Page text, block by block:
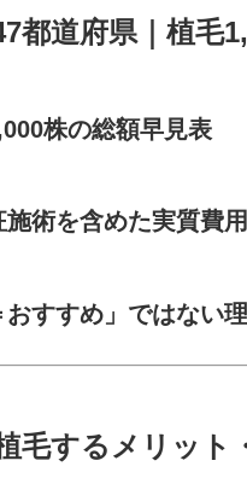
都道府県｜植毛
株の総額早見表
術を含めた実質費用
すすめ」ではない
毛するメリット